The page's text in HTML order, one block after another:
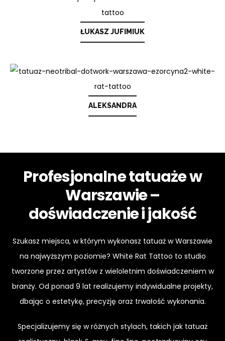
ŁUKASZ JUFIMIUK
ALEKSANDRA
Profesjonalne tatuaże w
Warszawie –
doświadczenie i jakość
Szukasz miejsca, w którym wykonasz tatuaż w Warszawie
na najwyższym poziomie? White Rat Tattoo to studio
tworzone przez artystów z wieloletnim doświadczeniem w
branży. Od ponad 9 lat realizujemy indywidualne projekty,
dbając o estetykę, precyzję oraz trwałość wykonania.
Specjalizujemy się w różnych stylach, takich jak tatuaż